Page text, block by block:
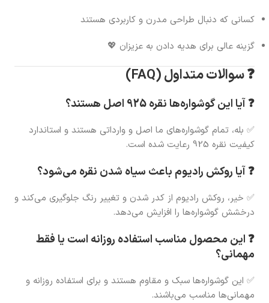
کسانی که دنبال طراحی مدرن و کاربردی هستند
گزینه عالی برای هدیه دادن به عزیزان 💖
❓ سوالات متداول (FAQ)
❓ آیا این گوشواره‌ها نقره 925 اصل هستند؟
✅ بله، تمام گوشواره‌های ما اصل و وارداتی هستند و استاندارد
کیفیت نقره 925 رعایت شده است.
❓ آیا روکش رادیوم باعث سیاه شدن نقره می‌شود؟
✅ خیر، روکش رادیوم از کدر شدن و تغییر رنگ جلوگیری می‌کند و
درخشش گوشواره‌ها را افزایش می‌دهد.
❓ این محصول مناسب استفاده روزانه است یا فقط
مهمانی؟
✅ این گوشواره‌ها سبک و مقاوم هستند و برای استفاده روزانه و
مهمانی‌ها مناسب می‌باشند.